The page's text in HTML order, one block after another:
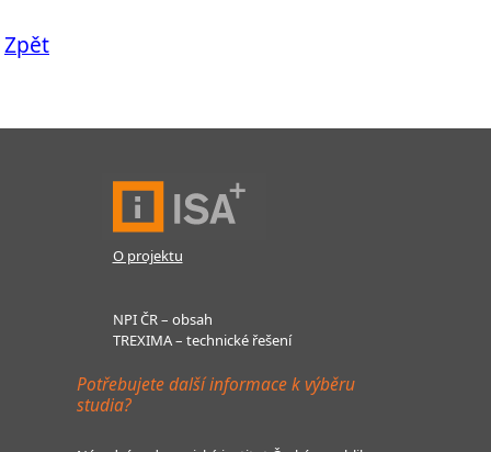
Zpět
O projektu
NPI ČR – obsah
TREXIMA – technické řešení
Potřebujete další informace k výběru
studia?